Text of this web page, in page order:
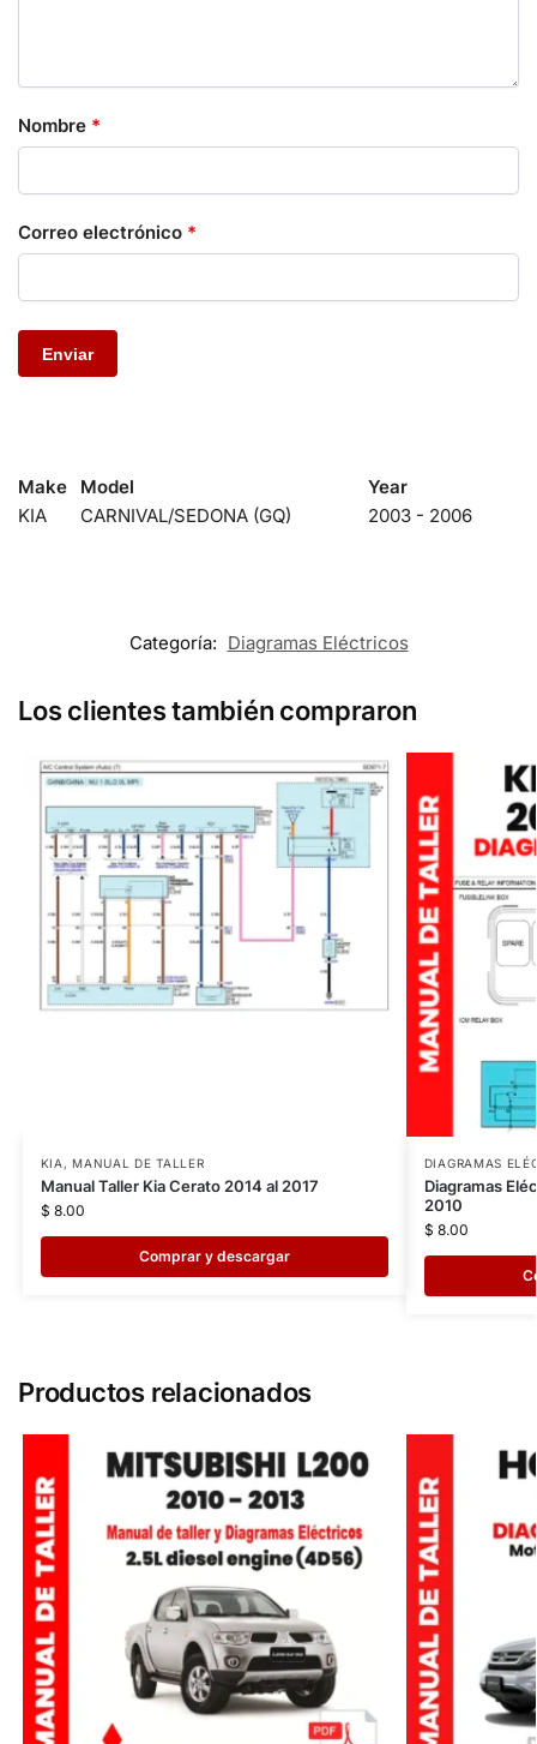
Nombre *
Correo electrónico *
Make Model
Year
KIA
CARNIVAL/SEDONA (GQ) 2003 - 2006
Categoría: Diagramas Eléctricos
Los clientes también compraron
KIA ,MANUAL DE TALLER
Manual Taller Kia Cerato 2014 al 2017
$ 8.00
Comprar y descargar
DIAGRAMAS
Diagramas
2010
$ 8.00
Productos relacionados